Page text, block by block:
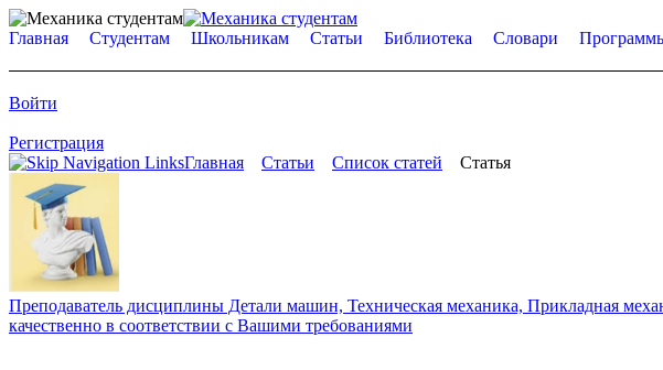
Главная Студентам Школьникам Статьи Библиотека Словари
Войти
Регистрация
Главная
Статьи Список статей Статья
Преподаватель дисциплины Детали машин, Техническая механика, Прикладная
качественно в соответствии с Вашими требованиями